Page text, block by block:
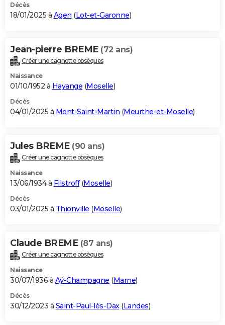
Décès
18/01/2025 à Agen (Lot-et-Garonne)
Jean-pierre BREME (72 ans)
Créer une cagnotte obsèques
Naissance
01/10/1952 à Hayange (Moselle)
Décès
04/01/2025 à Mont-Saint-Martin (Meurthe-et-Moselle)
Jules BREME (90 ans)
Créer une cagnotte obsèques
Naissance
13/06/1934 à Filstroff(Moselle)
Décès
03/01/2025 à Thionville (Moselle)
Claude BREME (87 ans)
Créer une cagnotte obsèques
Naissance
30/07/1936 à Aÿ-Champagne (Marne)
Décès
30/12/2023 à Saint-Paul-lès-Dax(Landes)